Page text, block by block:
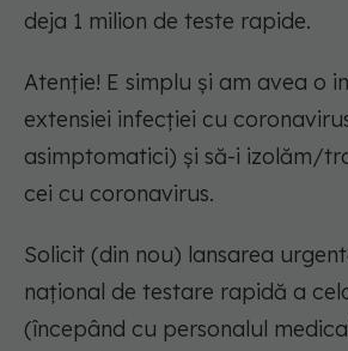
deja 1 milion de teste rapide.
Atenție! E simplu și am avea o
extensiei infecției cu
asimptomatici) și să-i izolăm/
cei cu coronavirus.
Solicit (din nou) lansarea
național de testare rapidă a
(începând cu personalul